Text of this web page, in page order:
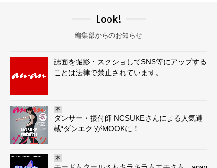
Look!
編集部からのお知らせ
誌面を撮影・スクショしてSNS等にアップする
ことは法律で禁止されています。
本
ダンサー・振付師 NOSUKEさんによる人気連
載“ダンエク”がMOOKに！
本